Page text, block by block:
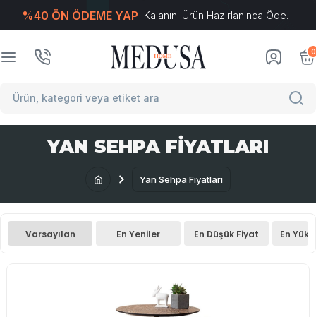
%40 ÖN ÖDEME YAP Kalanını Ürün Hazırlanınca Öde.
0
YAN SEHPA FIYATLARI
Yan Sehpa Fiyatları
Varsayılan En Yeniler En Düşük Fiyat En
T-Soft E-Ticaret Sistemleriyle Hazırlanmıştır.